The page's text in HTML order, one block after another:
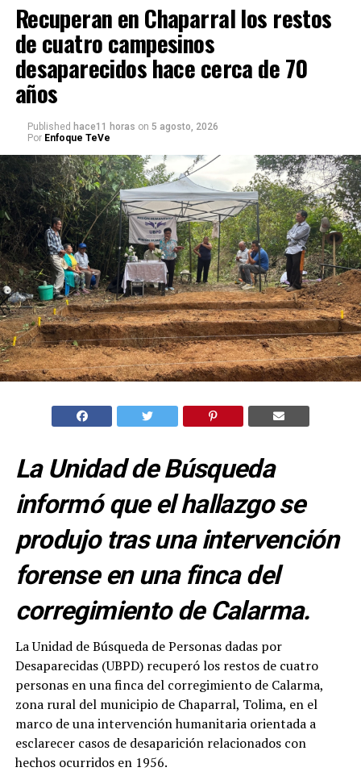
Recuperan en Chaparral los restos
de cuatro campesinos
desaparecidos hace cerca de 70
años
Published hace11 horas on 5 agosto, 2026
Por Enfoque TeVe
La Unidad de Búsqueda
informó que el hallazgo se
produjo tras una intervención
forense en una finca del
corregimiento de Calarma.
La Unidad de Búsqueda de Personas dadas por
Desaparecidas (UBPD) recuperó los restos de cuatro
personas en una finca del corregimiento de Calarma,
zona rural del municipio de Chaparral, Tolima, en el
marco de una intervención humanitaria orientada a
esclarecer casos de desaparición relacionados con
hechos ocurridos en 1956.